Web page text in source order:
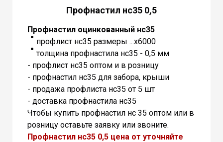
Профнастил нс35 0,5
Профнастил оцинкованный нс35
профлист нс35 размеры ...х6000
толщина профнастила нс35 - 0,5 мм
- профлист нс35 оптом и в розницу
- профнастил нс35 для забора, крыши
- продажа профлиста нс35 от 5 шт
- доставка профнастила нс35
Чтобы купить профнастил нс 35 оптом или в
розницу оставьте заявку или звоните.
Профнастил нс35 0,5 цена от уточняйте